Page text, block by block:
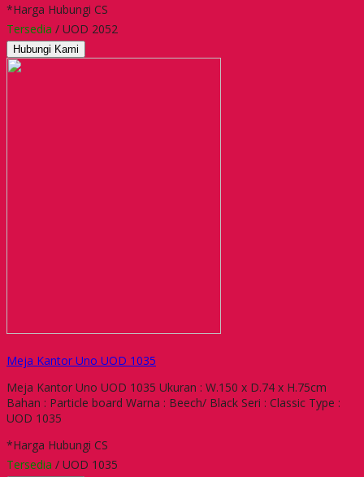
*Harga Hubungi CS
Tersedia / UOD 2052
Hubungi Kami
Meja Kantor Uno UOD 1035
Meja Kantor Uno UOD 1035 Ukuran : W.150 x D.74 x H.75cm
Bahan : Particle board Warna : Beech/ Black Seri : Classic Type :
UOD 1035
*Harga Hubungi CS
Tersedia / UOD 1035